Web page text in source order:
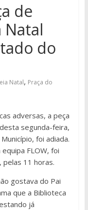
de
Natal
do
Natal, Praça do
adversas, a peça
segunda-feira,
foi adiada.
FLOW, foi
11 horas.
gostava do Pai
que a Biblioteca
já